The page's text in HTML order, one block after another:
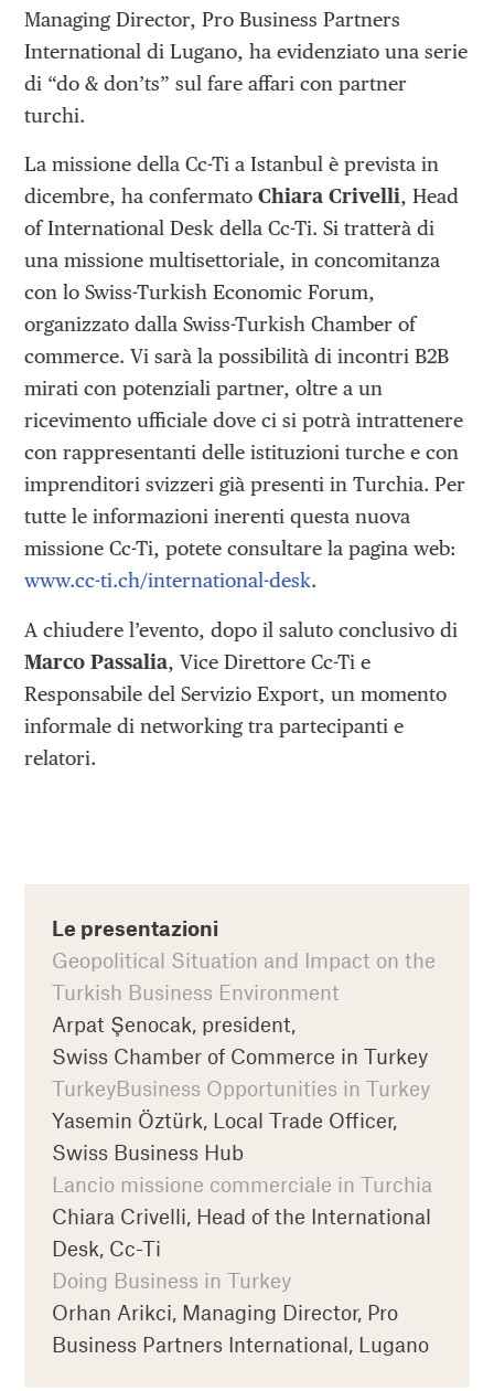
Managing Director, Pro Business Partners
International di Lugano, ha evidenziato una serie
di “do & don’ts” sul fare affari con partner
turchi.
La missione della Cc-Ti a Istanbul è prevista in
dicembre, ha confermatoChiara Crivelli, Head
of International Desk della Cc-Ti. Si tratterà di
una missione multisettoriale, in concomitanza
con lo Swiss-Turkish Economic Forum,
organizzato dalla Swiss-Turkish Chamber of
commerce. Vi sarà la possibilità di incontri B2B
mirati con potenziali partner, oltre a un
ricevimento ufficiale dove ci si potrà intrattenere
con rappresentanti delle istituzioni turche e con
imprenditori svizzeri già presenti in Turchia. Per
tutte le informazioni inerenti questa nuova
missione Cc-Ti, potete consultare la pagina web:
www.cc-ti.ch/international-desk.
A chiudere l’evento, dopo il saluto conclusivo di
Marco Passalia, Vice Direttore Cc-Ti e
Responsabile del Servizio Export, un momento
informale di networking tra partecipanti e
relatori.
Le presentazioni
Geopolitical Situation and Impact on the
Turkish Business Environment
Arpat Şenocak, president,
Swiss Chamber of Commerce in Turkey
TurkeyBusiness Opportunities in Turkey
Yasemin Öztürk, Local Trade Officer,
Swiss Business Hub
Lancio missione commerciale in Turchia
Chiara Crivelli, Head of the International
Desk, Cc-Ti
Doing Business in Turkey
Orhan Arikci, Managing Director, Pro
Business Partners International, Lugano